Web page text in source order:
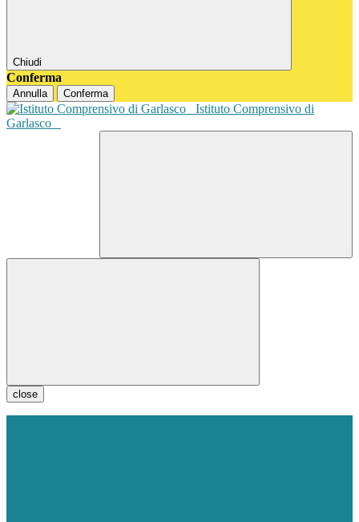
Chiudi
Conferma
Annulla Conferma
Istituto Comprensivo di
Garlasco
close